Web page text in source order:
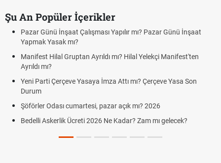
Şu An Popüler İçerikler
Pazar Günü İnşaat Çalışması Yapılır mı? Pazar Günü İnşaat
Yapmak Yasak mı?
Manifest Hilal Gruptan Ayrıldı mı? Hilal Yelekçi Manifest'ten
Ayrıldı mı?
Yeni Parti Çerçeve Yasaya İmza Attı mı? Çerçeve Yasa Son
Durum
Şöförler Odası cumartesi, pazar açık mı? 2026
Bedelli Askerlik Ücreti 2026 Ne Kadar? Zam mı gelecek?